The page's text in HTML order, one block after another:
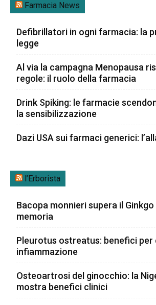
Farmacia News
Defibrillatori in ogni farmacia: la
legge
Al via la campagna Menopausa
regole: il ruolo della farmacia
Drink Spiking: le farmacie
la sensibilizzazione
Dazi USA sui farmaci generici:
l’Erborista
Bacopa monnieri supera il
memoria
Pleurotus ostreatus: benefici per
infiammazione
Osteoartrosi del ginocchio: la
mostra benefici clinici